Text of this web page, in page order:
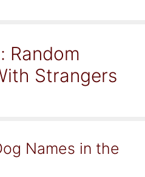
Random
Strangers
Names in the